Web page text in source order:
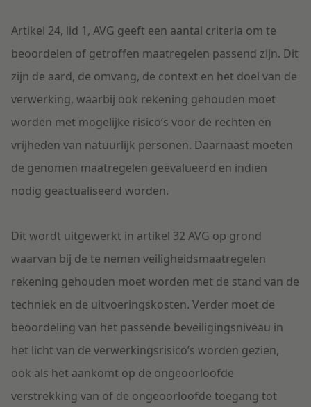
Artikel 24, lid 1, AVG geeft een aantal criteria om te
beoordelen of getroffen maatregelen passend zijn. Dit
zijn de aard, de omvang, de context en het doel van de
verwerking, waarbij ook rekening gehouden moet
worden met mogelijke risico’s voor de rechten en
vrijheden van natuurlijk personen. Daarnaast moeten
de genomen maatregelen geëvalueerd en indien
nodig geactualiseerd worden.
Dit wordt uitgewerkt in artikel 32 AVG op grond
waarvan bij de te nemen veiligheidsmaatregelen
rekening gehouden moet worden met de stand van de
techniek en de uitvoeringskosten. Verder moet de
beoordeling van het passende beveiligingsniveau in
het licht van de verwerkingsrisico’s worden gezien,
ook als het aankomt op de ongeoorloofde
verstrekking van of de ongeoorloofde toegang tot